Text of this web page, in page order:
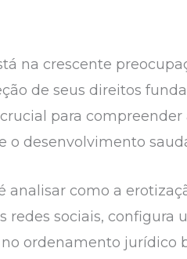
na crescente
de seus direitos
para
desenvolvimento
como a
redes sociais, configura
ordenamento jurídico